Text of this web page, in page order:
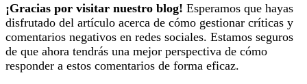
¡Gracias por visitar nuestro blog! Esperamos que hayas
disfrutado del artículo acerca de cómo gestionar críticas y
comentarios negativos en redes sociales. Estamos seguros
de que ahora tendrás una mejor perspectiva de cómo
responder a estos comentarios de forma eficaz.